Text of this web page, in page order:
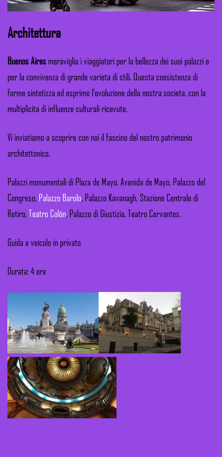
Architettura
Buenos Aires meraviglia i viaggiatori per la bellezza dei suoi palazzi e
per la convivenza di grande varieta di stili. Questa coesistenza di
forme sintetizza ed esprime l’evoluzione della nostra societa, con la
multiplicita di influenze culturali ricevute.
Vi inviatiamo a scoprire con noi il fascino del nostro patrimonio
architettonico.
Palazzi monumentali di Plaza de Mayo, Avenida de Mayo, Palazzo del
Congreso, Palazzo Barolo, Palazzo Kavanagh, Stazione Centrale di
Retiro,Teatro Colón, Palazzo di Giustizia, Teatro Cervantes.
Guida e veícolo in privato
Durata: 4 ore